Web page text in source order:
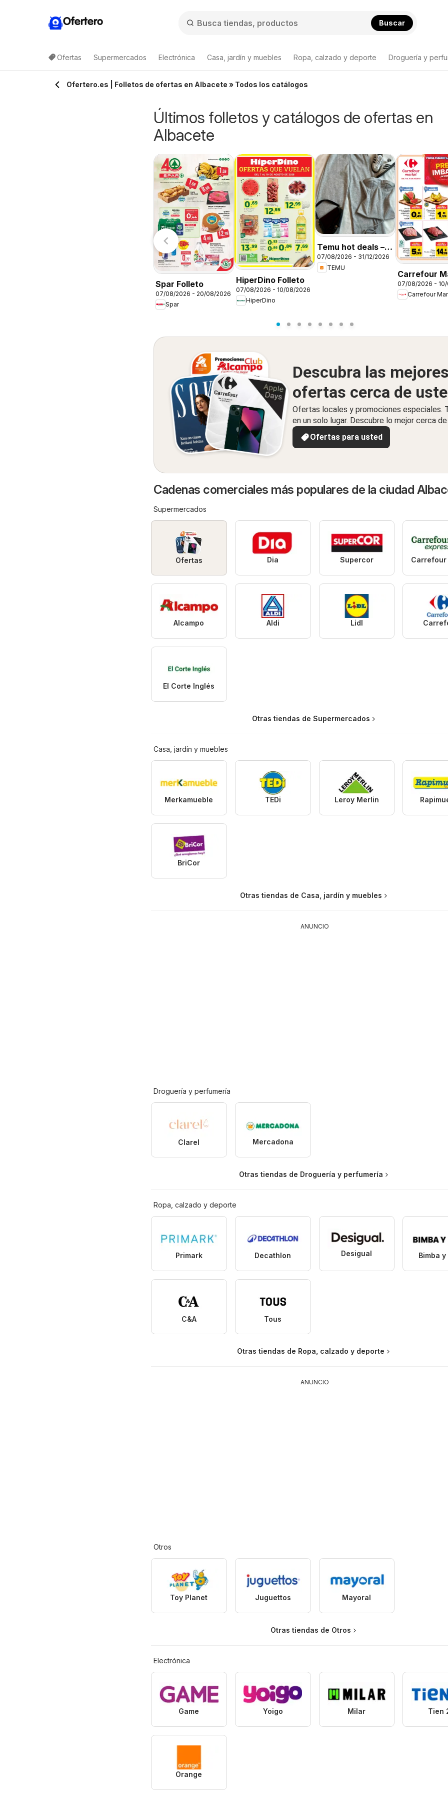
Ofertero Buscar
Ofertas Supermercados Electrónica Casa, jardín y muebles Ropa, calzado y deporte Droguería y
Ofertero.es | Folletos de ofertas en Albacete » Todos los catálogos
Últimos folletos y catálogos de ofertas en
Albacete
Spar Folleto
07/08/2026 - 20/08/2026
Spar
HiperDino Folleto
07/08/2026 - 10/08/2026
HiperDino
Temu hot deals –
Spain
07/08/2026 - 31/12/2026
TEMU
Carrefour
Precio
07/08/2026 -
Carrefour
Descubra las
ofertas cerca de
Ofertas locales y promociones especiales.
en un solo lugar. Descubre lo mejor cerca
Ofertas para usted
Cadenas comerciales más populares de la ciudad
Supermercados
Ofertas Dia Supercor
Alcampo Aldi Lidl
El Corte Inglés
Otras tiendas de Supermercados
Casa, jardín y muebles
Merkamueble TEDi Leroy Merlin
BriCor
Otras tiendas de Casa, jardín y muebles
ANUNCIO
Droguería y perfumería
Clarel Mercadona
Otras tiendas de Droguería y perfumería
Ropa, calzado y deporte
Primark Decathlon Desigual Bimba y
C&A Tous
Otras tiendas de Ropa, calzado y deporte
ANUNCIO
Otros
Toy Planet Juguettos Mayoral
Otras tiendas de Otros
Electrónica
Game Yoigo Milar Tien
Orange